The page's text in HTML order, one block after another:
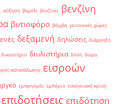
αύξηση βαρέλι βενζίνες βενζίνη
βυτιοφόρο βόμβα γειτονικές χώρες
δεξαμενή δηλώσεις διάρρηξη
δικαστήριο διυλιστήρια δόση δώρα
κατανάλωσης εισροών
εμπρησμός εμπόριο ενεργειακή κρίση
επιδοτήσεις επιδότηση